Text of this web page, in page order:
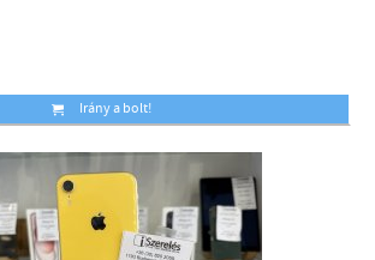
Irány a bolt!